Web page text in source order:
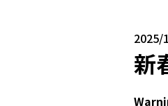
2025/
新